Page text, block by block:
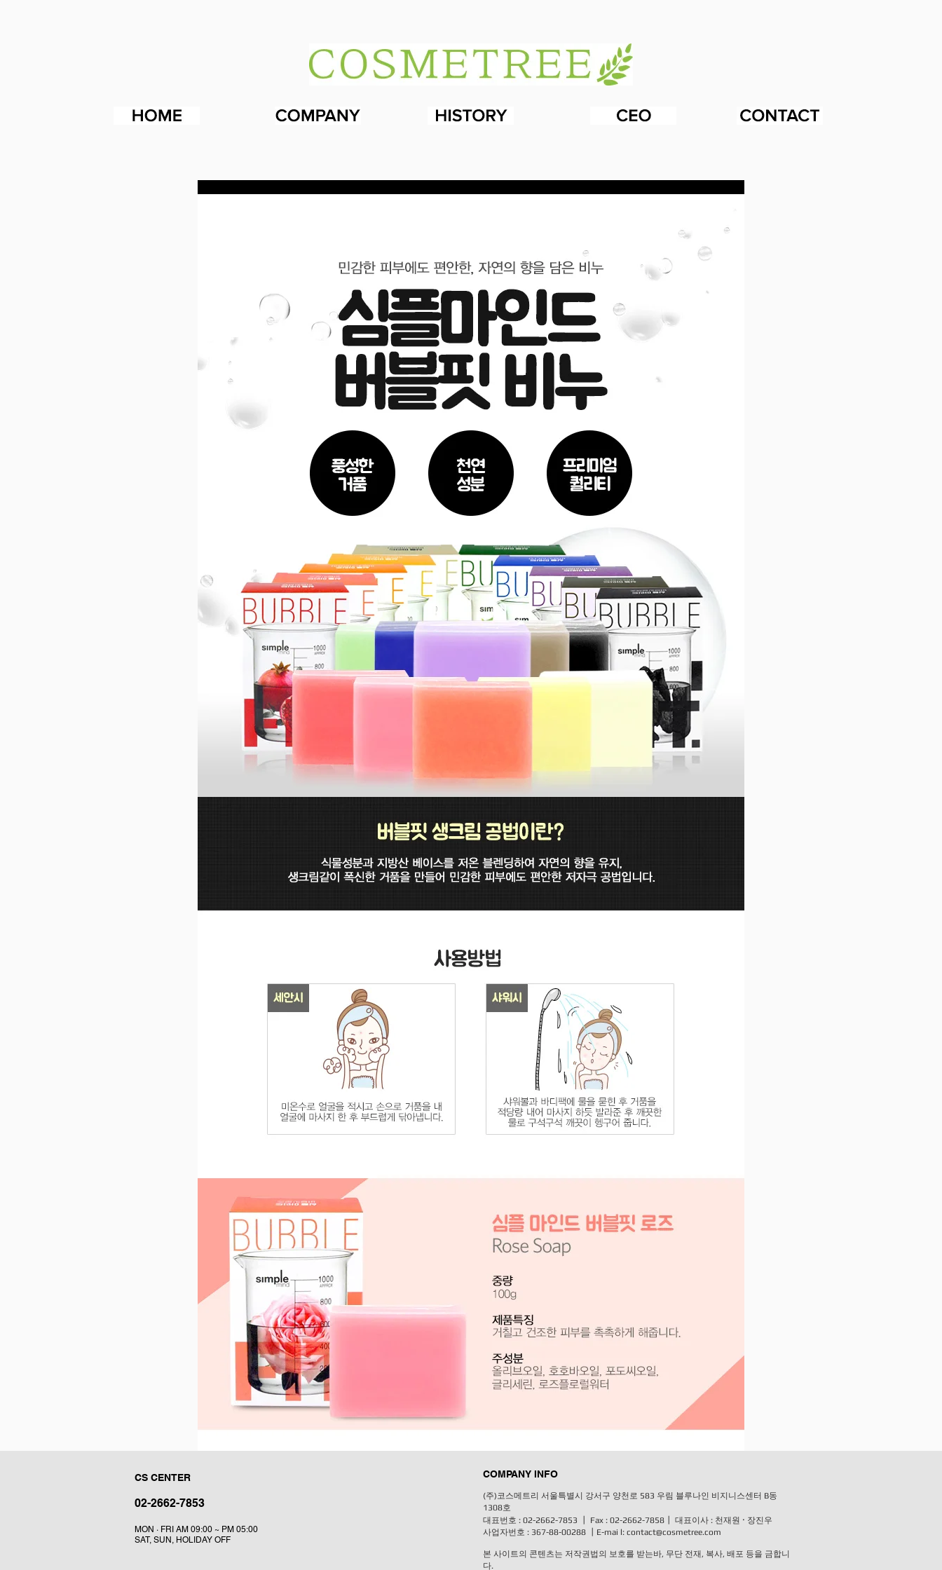
CS CENTER
02-2662-7853
MON · FRI AM 09:00 ~ PM 05:00
SAT, SUN, HOLIDAY OFF
COMPANY INFO
(주)코스메트리 서울특별시 강서구 양천로 583 우림 블루나인 비지니스센터 B동
1308호
대표번호 : 02-2662-7853 ┃ Fax : 02-2662-7858┃ 대표이사 : 천재원 · 장진우
사업자번호 : 367-88-00288 ┃E-mai l: contact@cosmetree.com
본 사이트의 콘텐츠는 저작권법의 보호를 받는바, 무단 전재, 복사, 배포 등을 금합니
다.